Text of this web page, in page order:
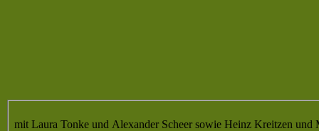
mit Laura Tonke und Alexander Scheer sowie Heinz Kreitzen und